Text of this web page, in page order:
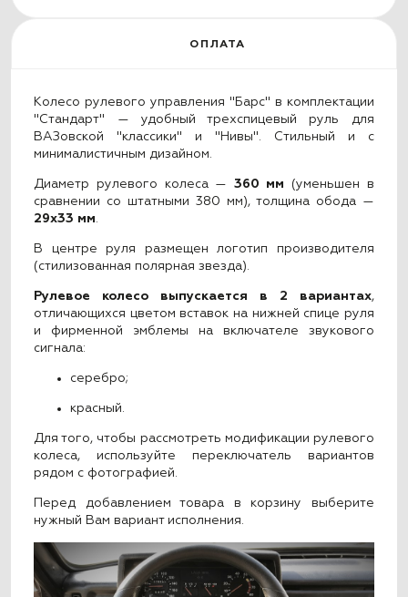
ОПЛАТА
Колесо рулевого управления "Барс" в комплектации
"Стандарт" — удобный трехспицевый руль для
ВАЗовской "классики" и "Нивы". Стильный и с
минималистичным дизайном.
Диаметр рулевого колеса — 360 мм (уменьшен в
сравнении со штатными 380 мм), толщина обода —
29x33 мм
В центре руля размещен логотип производителя
(стилизованная полярная звезда).
Рулевое колесо выпускается в 2 вариантах,
отличающихся цветом вставок на нижней спице руля
и фирменной эмблемы на включателе звукового
сигнала:
серебро;
красный.
Для того, чтобы рассмотреть модификации рулевого
колеса, используйте переключатель вариантов
рядом с фотографией.
Перед добавлением товара в корзину выберите
нужный Вам вариант исполнения.